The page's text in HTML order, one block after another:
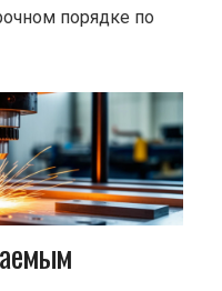
порядке по